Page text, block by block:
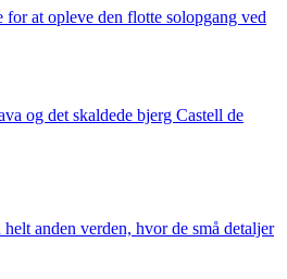
at opleve den flotte solopgang ved
og det skaldede bjerg Castell de
anden verden, hvor de små detaljer